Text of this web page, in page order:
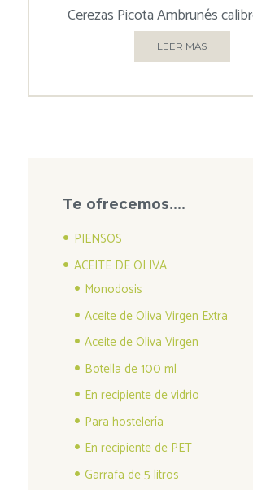
Cerezas Picota Ambrunés
LEER MÁS
Te ofrecemos….
PIENSOS
ACEITE DE OLIVA
Monodosis
Aceite de Oliva Virgen Extra
Aceite de Oliva Virgen
Botella de 100 ml
En recipiente de vidrio
Para hostelería
En recipiente de PET
Garrafa de 5 litros